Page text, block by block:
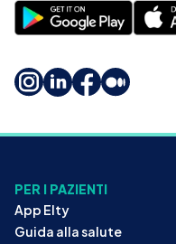
PER I PAZIENTI
App Elty
Guida alla salute